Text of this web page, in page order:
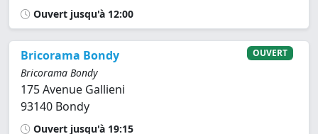
Ouvert jusqu'à 12:00
Bricorama Bondy
Bricorama Bondy
175 Avenue Gallieni
93140 Bondy
OUVERT
Ouvert jusqu'à 19:15